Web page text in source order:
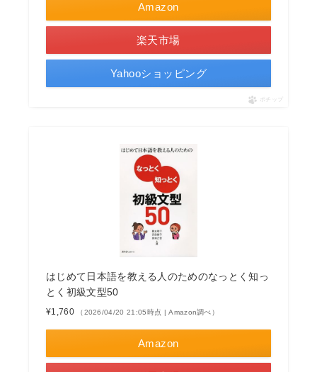
Amazon
楽天市場
Yahooショッピング
ポチップ
はじめて日本語を教える人のためのなっとく知っ
とく初級文型50
¥1,760 （2026/04/20 21:05時点 | Amazon調べ）
Amazon